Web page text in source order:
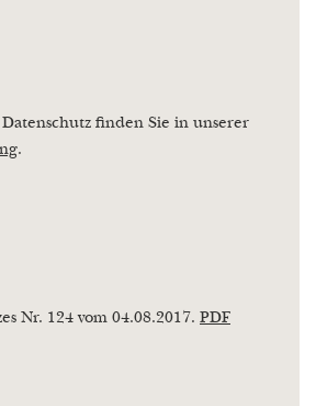
finden Sie in unserer
.
Nr. 124 vom 04.08.2017. PDF